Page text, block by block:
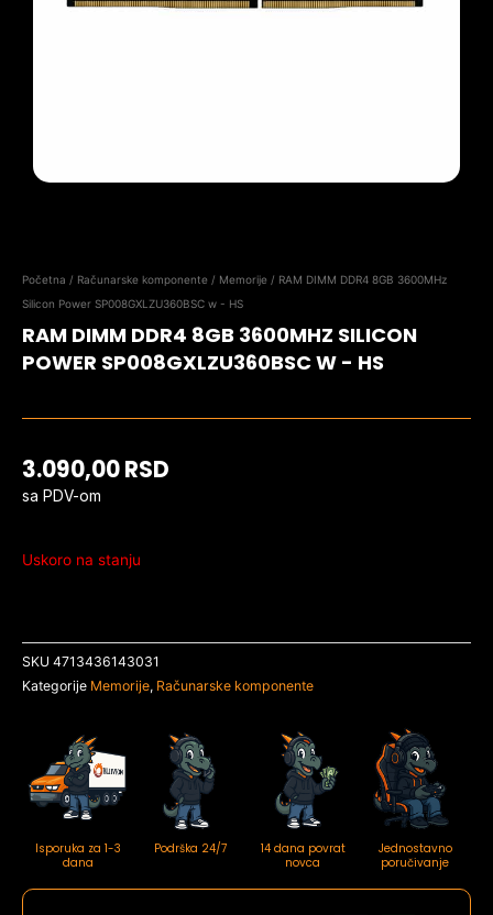
Početna / Računarske komponente / Memorije / RAM DIMM DDR4 8GB 3600MHz
Silicon Power SP008GXLZU360BSC w - HS
RAM DIMM DDR4 8GB 3600MHZ SILICON
POWER SP008GXLZU360BSC W - HS
3.090,00RSD
sa PDV-om
Uskoro na stanju
SKU 4713436143031
Kategorije Memorije, Računarske komponente
Isporuka za 1-3
dana
Podrška 24/7
14 dana povrat
novca
Jednostavno
poručivanje